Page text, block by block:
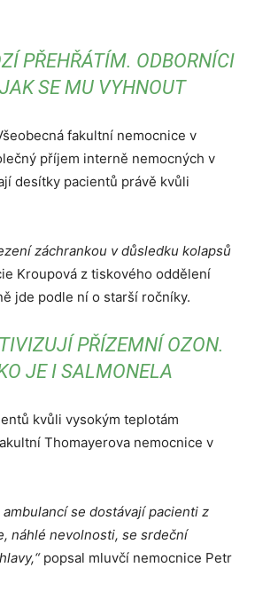
PŘEHŘÁTÍM. ODBORNÍCI
SE MU VYHNOUT
fakultní nemocnice v
příjem interně nemocných v
desítky pacientů právě kvůli
záchrankou v důsledku kolapsů
Kroupová z tiskového oddělení
jde podle ní o starší ročníky.
PŘÍZEMNÍ OZON.
JE I SALMONELA
kvůli vysokým teplotám
Thomayerova nemocnice v
se dostávají pacienti z
náhlé nevolnosti, se srdeční
popsal mluvčí nemocnice Petr